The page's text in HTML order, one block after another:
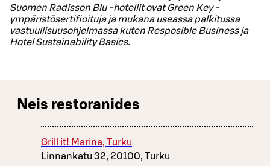
Suomen Radisson Blu -hotellit ovat Green Key -
ympäristösertifioituja ja mukana useassa palkitussa
vastuullisuusohjelmassa kuten Resposible Business ja
Hotel Sustainability Basics.
Neis restoranides
Grill it! Marina, Turku
Linnankatu 32, 20100, Turku